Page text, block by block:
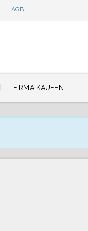
AGB
FIRMA KAUFEN